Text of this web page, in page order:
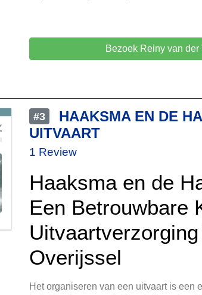
Bezoek Reiny van der
#3
HAAKSMA EN DE
UITVAART
1 Review
Haaksma en de
Een Betrouwbare
Overijssel
Het organiseren van een uitvaart is een